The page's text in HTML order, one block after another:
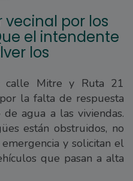
por los
el intendente
los
calle Mitre y Ruta 21
la falta de respuesta
agua a las viviendas.
están obstruidos, no
y solicitan el
que pasan a alta